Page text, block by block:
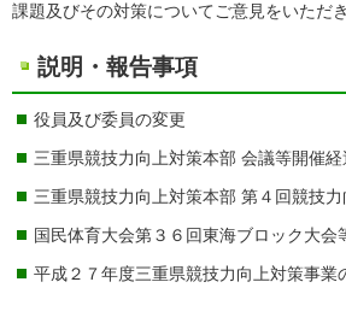
課題及びその対策についてご意見をいただき
説明・報告事項
役員及び委員の変更
三重県競技力向上対策本部 会議等開催経
三重県競技力向上対策本部 第４回競技
国民体育大会第３６回東海ブロック大会
平成２７年度三重県競技力向上対策事業